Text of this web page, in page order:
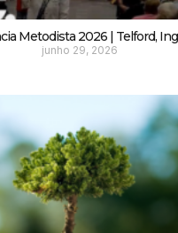
Metodista 2026 | Telford,
junho 29, 2026